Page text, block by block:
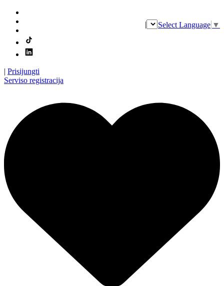
| Prisijungti
| Select Language ▼
Serviso registracija